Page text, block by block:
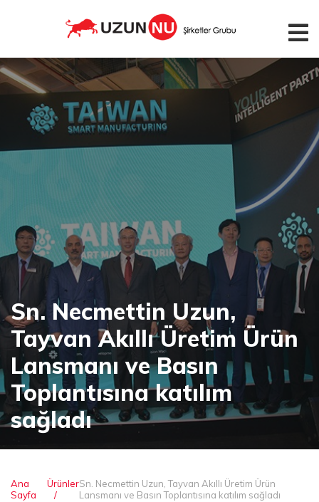
Sn. Necmettin Uzun,
Tayvan Akıllı Üretim Ürün
Lansmanı ve Basın
Toplantısına katılım
sağladı
Ana
Sayfa
ÜrünlerSn. Necmettin Uzun, Tayvan Akıllı Üretim Ürün
Lansmanı ve Basın Toplantısına katılım sağladı